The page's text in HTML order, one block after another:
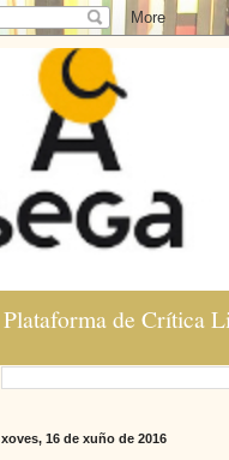
Plataforma de Crítica
xoves, 16 de xuño de 2016